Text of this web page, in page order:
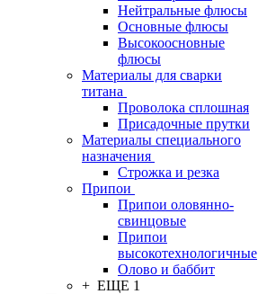
Нейтральные флюсы
Основные флюсы
Высокоосновные
флюсы
Материалы для сварки
титана
Проволока сплошная
Присадочные прутки
Материалы специального
назначения
Строжка и резка
Припои
Припои оловянно-
свинцовые
Припои
высокотехнологичные
Олово и баббит
+ ЕЩЕ 1